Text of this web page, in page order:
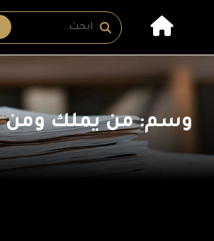
وسم: من يملك ومن